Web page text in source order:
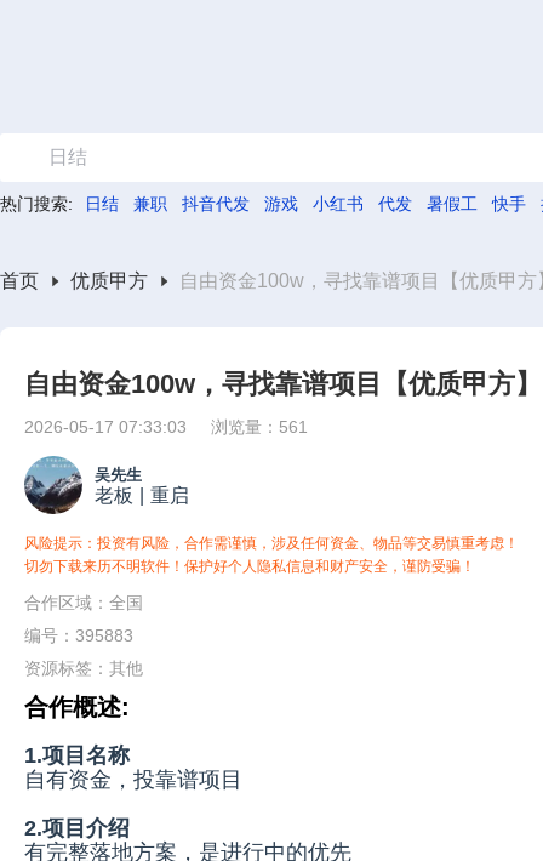
日结
热门搜索: 日结 兼职 抖音代发 游戏 小红书 代发 暑假工 快手
首页 优质甲方 自由资金100w，寻找靠谱项目【优质甲方
自由资金100w，寻找靠谱项目【优质甲方】
2026-05-17 07:33:03 浏览量：561
吴先生
老板 重启
风险提示：投资有风险，合作需谨慎，涉及任何资金、物品等交易慎重考虑！
切勿下载来历不明软件！保护好个人隐私信息和财产安全，谨防受骗！
合作区域：全国
编号：395883
资源标签： 其他
合作概述:
1.项目名称
自有资金，投靠谱项目
2.项目介绍
有完整落地方案，是进行中的优先